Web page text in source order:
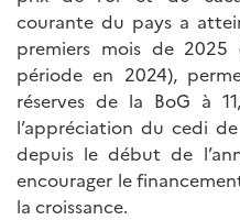
courante du pays a
premiers mois de
période en 2024),
réserves de la BoG à
l’appréciation du cedi
depuis le début de
encourager le
la croissance.